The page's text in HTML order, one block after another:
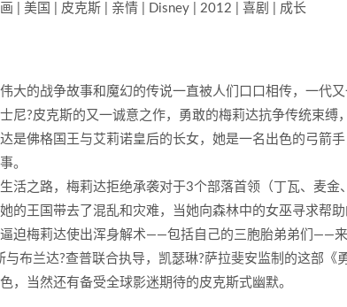
国 | 皮克斯 | 亲情 | Disney | 2012 | 喜剧 | 成长
大的战争故事和魔幻的传说一直被人们口口相传，一代
尼?皮克斯的又一诚意之作，勇敢的梅莉达抗争传统束缚
是佛格国王与艾莉诺皇后的长女，她是一名出色的弓箭
。
活之路，梅莉达拒绝承袭对于3个部落首领（丁瓦、麦金
的王国带去了混乱和灾难，当她向森林中的女巫寻求帮
迫梅莉达使出浑身解术——包括自己的三胞胎弟弟们——来
与布兰达?查普联合执导，凯瑟琳?萨拉斐安监制的这部《
，当然还有备受全球影迷期待的皮克斯式幽默。